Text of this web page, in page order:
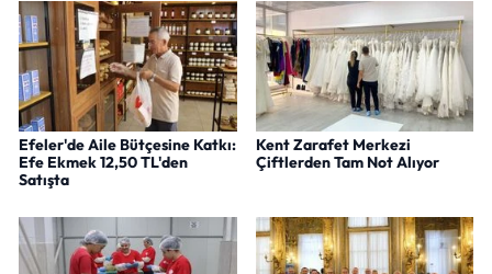
Efeler'de Aile Bütçesine Katkı:
Efe Ekmek 12,50 TL'den
Satışta
Kent Zarafet Merkezi
Çiftlerden Tam Not Alıyor